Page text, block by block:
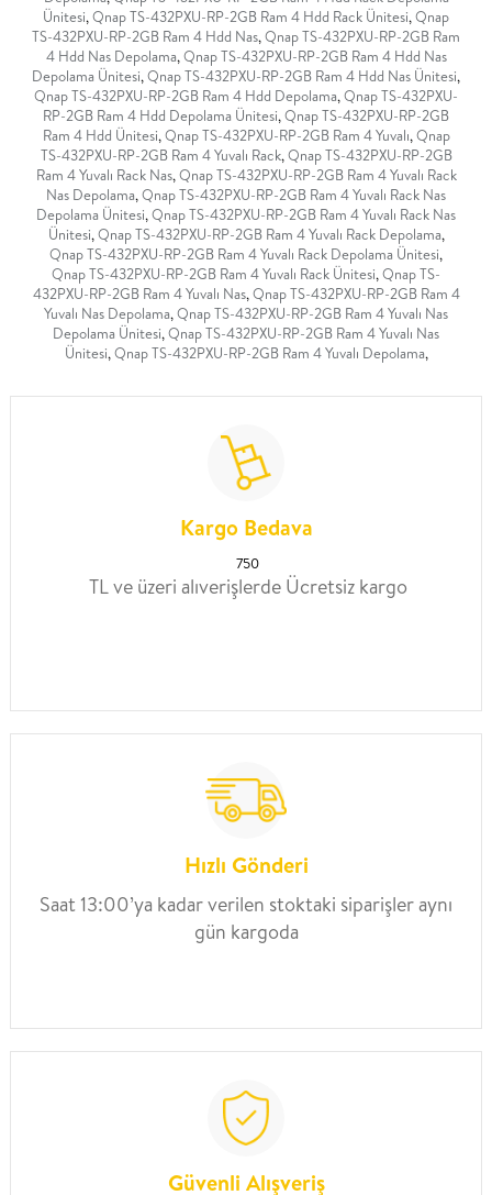
Ünitesi,Qnap TS-432PXU-RP-2GB Ram 4 Hdd Rack Ünitesi,Qnap
TS-432PXU-RP-2GB Ram 4 Hdd Nas,Qnap TS-432PXU-RP-2GB Ram
4 Hdd Nas Depolama,Qnap TS-432PXU-RP-2GB Ram 4 Hdd Nas
Depolama Ünitesi,Qnap TS-432PXU-RP-2GB Ram 4 Hdd Nas Ünitesi,
Qnap TS-432PXU-RP-2GB Ram 4 Hdd Depolama,Qnap TS-432PXU-
RP-2GB Ram 4 Hdd Depolama Ünitesi,Qnap TS-432PXU-RP-2GB
Ram 4 Hdd Ünitesi,Qnap TS-432PXU-RP-2GB Ram 4 Yuvalı,Qnap
TS-432PXU-RP-2GB Ram 4 Yuvalı Rack,Qnap TS-432PXU-RP-2GB
Ram 4 Yuvalı Rack Nas,Qnap TS-432PXU-RP-2GB Ram 4 Yuvalı Rack
Nas Depolama,Qnap TS-432PXU-RP-2GB Ram 4 Yuvalı Rack Nas
Depolama Ünitesi,Qnap TS-432PXU-RP-2GB Ram 4 Yuvalı Rack Nas
Ünitesi,Qnap TS-432PXU-RP-2GB Ram 4 Yuvalı Rack Depolama,
Qnap TS-432PXU-RP-2GB Ram 4 Yuvalı Rack Depolama Ünitesi,
Qnap TS-432PXU-RP-2GB Ram 4 Yuvalı Rack Ünitesi,Qnap TS-
432PXU-RP-2GB Ram 4 Yuvalı Nas,Qnap TS-432PXU-RP-2GB Ram 4
Yuvalı Nas Depolama,Qnap TS-432PXU-RP-2GB Ram 4 Yuvalı Nas
Depolama Ünitesi,Qnap TS-432PXU-RP-2GB Ram 4 Yuvalı Nas
Ünitesi,Qnap TS-432PXU-RP-2GB Ram 4 Yuvalı Depolama,
Kargo Bedava
750
TL ve üzeri alıverişlerde Ücretsiz kargo
Hızlı Gönderi
Saat 13:00’ya kadar verilen stoktaki siparişler aynı
gün kargoda
Güvenli Alışveriş